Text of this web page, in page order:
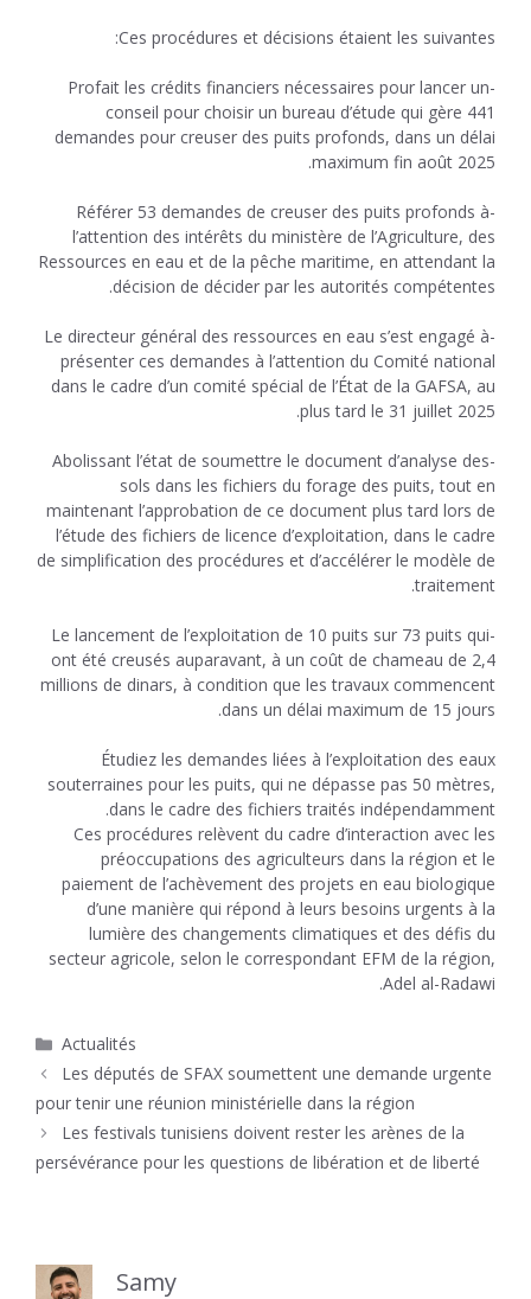
Ces procédures et décisions étaient les suivantes:
-Profait les crédits financiers nécessaires pour lancer un
conseil pour choisir un bureau d’étude qui gère 441
demandes pour creuser des puits profonds, dans un délai
maximum fin août 2025.
-Référer 53 demandes de creuser des puits profonds à
l’attention des intérêts du ministère de l’Agriculture, des
Ressources en eau et de la pêche maritime, en attendant la
décision de décider par les autorités compétentes.
-Le directeur général des ressources en eau s’est engagé à
présenter ces demandes à l’attention du Comité national
dans le cadre d’un comité spécial de l’État de la GAFSA, au
plus tard le 31 juillet 2025.
-Abolissant l’état de soumettre le document d’analyse des
sols dans les fichiers du forage des puits, tout en
maintenant l’approbation de ce document plus tard lors de
l’étude des fichiers de licence d’exploitation, dans le cadre
de simplification des procédures et d’accélérer le modèle de
traitement.
-Le lancement de l’exploitation de 10 puits sur 73 puits qui
ont été creusés auparavant, à un coût de chameau de 2,4
millions de dinars, à condition que les travaux commencent
dans un délai maximum de 15 jours.
Étudiez les demandes liées à l’exploitation des eaux
souterraines pour les puits, qui ne dépasse pas 50 mètres,
dans le cadre des fichiers traités indépendamment.
Ces procédures relèvent du cadre d’interaction avec les
préoccupations des agriculteurs dans la région et le
paiement de l’achèvement des projets en eau biologique
d’une manière qui répond à leurs besoins urgents à la
lumière des changements climatiques et des défis du
secteur agricole, selon le correspondant EFM de la région,
Adel al-Radawi.
Catégories
Actualités
Les députés de SFAX soumettent une demande urgente
pour tenir une réunion ministérielle dans la région
Les festivals tunisiens doivent rester les arènes de la
persévérance pour les questions de libération et de liberté
Samy